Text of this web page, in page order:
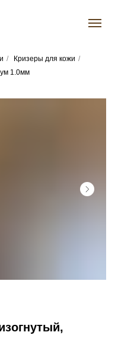
/ Кризеры для кожи /
1.0мм